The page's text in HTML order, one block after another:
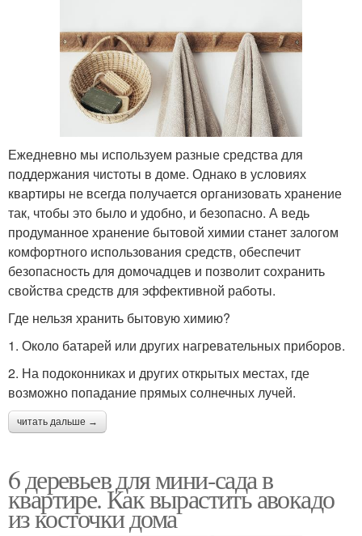
Ежедневно мы используем разные средства для
поддержания чистоты в доме. Однако в условиях
квартиры не всегда получается организовать хранение
так, чтобы это было и удобно, и безопасно. А ведь
продуманное хранение бытовой химии станет залогом
комфортного использования средств, обеспечит
безопасность для домочадцев и позволит сохранить
свойства средств для эффективной работы.
Где нельзя хранить бытовую химию?
1. Около батарей или других нагревательных приборов.
2. На подоконниках и других открытых местах, где
возможно попадание прямых солнечных лучей.
читать дальше →
6 деревьев для мини-сада в
квартире. Как вырастить авокадо
из косточки дома